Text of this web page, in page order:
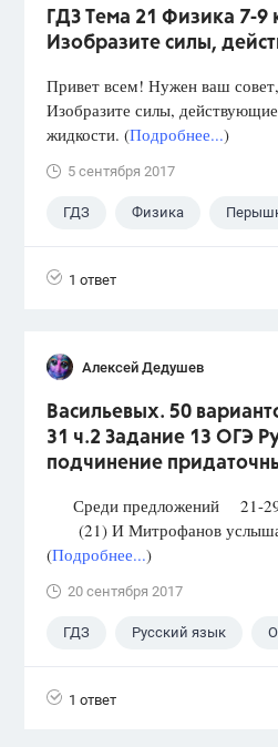
ГДЗ Тема 21 Физика 7-
Изобразите силы,
Привет всем! Нужен ваш
Изобразите силы,
жидкости. (Подробнее...)
5 сентября 2017
ГДЗ Физика
1 ответ
Алексей Дедушев
Васильевых. 50
31 ч.2 Задание 13 ОГЭ
подчинение
Среди предложений 21-
(21) И Митрофанов услышал
(Подробнее...)
20 сентября 2017
ГДЗ Русский язык
1 ответ